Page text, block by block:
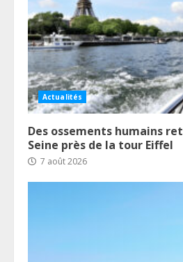
Actualités
Des ossements humains
Seine près de la tour Eiffel
7 août 2026